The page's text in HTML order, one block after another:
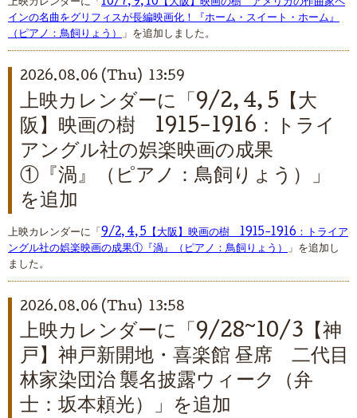
上映カレンダーに「 10/7, 9, 10【大阪】映画の樹 アメリカの作曲家ペ
インの名曲をグリフィスが長編映画化！『ホーム・スイート・ホーム』
（ピアノ：鳥飼りょう） 」を追加しました。
2026.08.06 (Thu) 13:59
上映カレンダーに「9/2, 4, 5【大
阪】映画の樹 1915-1916：トライ
アングル社の娯楽映画の成果
①『渦』（ピアノ：鳥飼りょう）」
を追加
上映カレンダーに「 9/2, 4, 5【大阪】映画の樹 1915-1916：トライア
ングル社の娯楽映画の成果①『渦』（ピアノ：鳥飼りょう）
」を追加し
ました。
2026.08.06 (Thu) 13:58
上映カレンダーに「9/28~10/3【神
戸】神戸新開地・喜楽館 昼席 二代目
林家染団治 襲名披露ウィーク（弁
士：坂本頼光）」を追加